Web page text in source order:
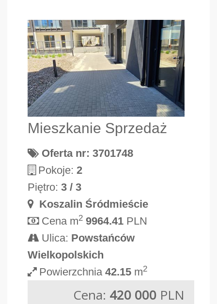
Mieszkanie Sprzedaż
Oferta nr: 3701748
Pokoje:2
Piętro:3 / 3
Koszalin Śródmieście
Cena m2 9964.41 PLN
Ulica: Powstańców
Wielkopolskich
Powierzchnia42.15 m2
Cena: 420 000 PLN